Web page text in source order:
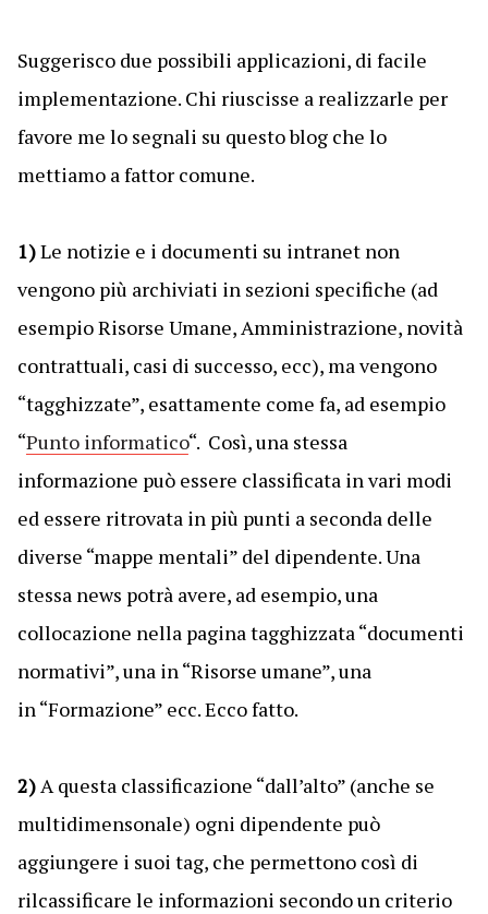
Suggerisco due possibili applicazioni, di facile
implementazione. Chi riuscisse a realizzarle per
favore me lo segnali su questo blog che lo
mettiamo a fattor comune.
1)Le notizie e i documenti su intranet non
vengono più archiviati in sezioni specifiche (ad
esempio Risorse Umane, Amministrazione, novità
contrattuali, casi di successo, ecc), ma vengono
“tagghizzate”, esattamente come fa, ad esempio
“Punto informatico“. Così, una stessa
informazione può essere classificata in vari modi
ed essere ritrovata in più punti a seconda delle
diverse “mappe mentali” del dipendente. Una
stessa news potrà avere, ad esempio, una
collocazione nella pagina tagghizzata “documenti
normativi”, una in “Risorse umane”, una
in “Formazione” ecc. Ecco fatto.
2)A questa classificazione “dall’alto” (anche se
multidimensonale) ogni dipendente può
aggiungere i suoi tag, che permettono così di
rilcassificare le informazioni secondo un criterio